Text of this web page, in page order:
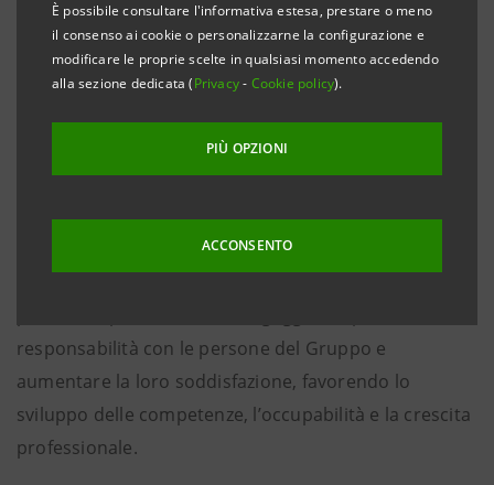
È possibile consultare l'informativa estesa, prestare o meno
il consenso ai cookie o personalizzarne la configurazione e
modificare le proprie scelte in qualsiasi momento accedendo
alla sezione dedicata (Privacy- Cookie policy).
PIÙ OPZIONI
ACCONSENTO
ulteriori competenze per la trasformazione
digitale
Iniziative per il benessere e la promozione della
Torino, Milano, 04 dicembre 2024– Intesa Sanpaolo ha
sottoscritto con tutte le Organizzazioni Sindacali un
accordo volto a rafforzare il ruolo della formazione
responsabilità con le persone del Gruppo e
aumentare la loro soddisfazione, favorendo lo
sviluppo delle competenze, l’occupabilità e la crescita
professionale.